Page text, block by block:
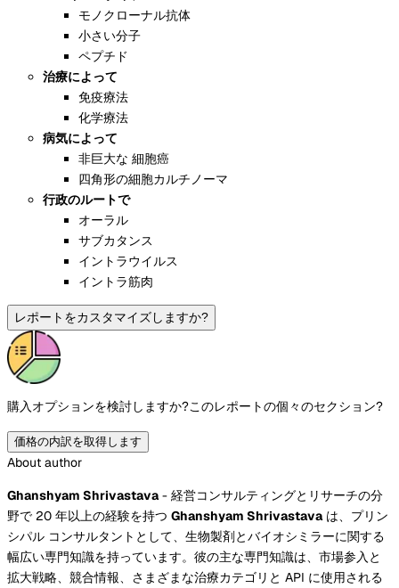
モノクローナル抗体
小さい分子
ペプチド
治療によって
免疫療法
化学療法
病気によって
非巨大な 細胞癌
四角形の細胞カルチノーマ
行政のルートで
オーラル
サブカタンス
イントラウイルス
イントラ筋肉
レポートをカスタマイズしますか?
購入オプションを検討しますか?このレポートの個々のセクション?
価格の内訳を取得します
About author
Ghanshyam Shrivastava- 経営コンサルティングとリサーチの分
野で 20 年以上の経験を持つ Ghanshyam Shrivastavaは、プリン
シパル コンサルタントとして、生物製剤とバイオシミラーに関する
幅広い専門知識を持っています。彼の主な専門知識は、市場参入と
拡大戦略、競合情報、さまざまな治療カテゴリと API に使用される